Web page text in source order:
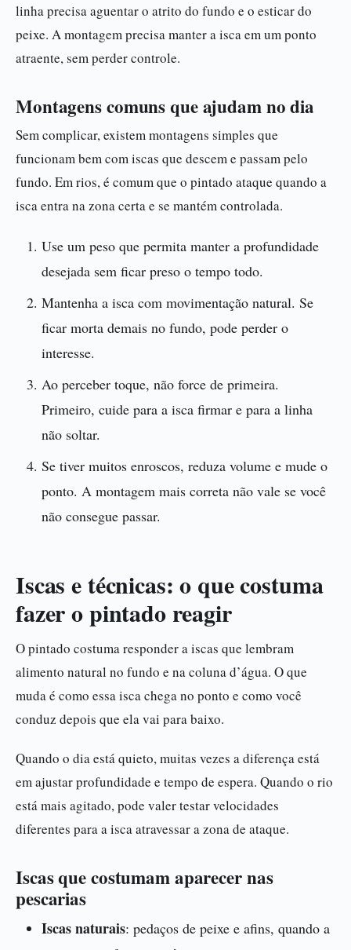
linha precisa aguentar o atrito do fundo e o esticar do
peixe. A montagem precisa manter a isca em um ponto
atraente, sem perder controle.
Montagens comuns que ajudam no dia
Sem complicar, existem montagens simples que
funcionam bem com iscas que descem e passam pelo
fundo. Em rios, é comum que o pintado ataque quando a
isca entra na zona certa e se mantém controlada.
Use um peso que permita manter a profundidade
desejada sem ficar preso o tempo todo.
Mantenha a isca com movimentação natural. Se
ficar morta demais no fundo, pode perder o
interesse.
Ao perceber toque, não force de primeira.
Primeiro, cuide para a isca firmar e para a linha
não soltar.
Se tiver muitos enroscos, reduza volume e mude o
ponto. A montagem mais correta não vale se você
não consegue passar.
Iscas e técnicas: o que costuma
fazer o pintado reagir
O pintado costuma responder a iscas que lembram
alimento natural no fundo e na coluna d’água. O que
muda é como essa isca chega no ponto e como você
conduz depois que ela vai para baixo.
Quando o dia está quieto, muitas vezes a diferença está
em ajustar profundidade e tempo de espera. Quando o rio
está mais agitado, pode valer testar velocidades
diferentes para a isca atravessar a zona de ataque.
Iscas que costumam aparecer nas
pescarias
Iscas naturais: pedaços de peixe e afins, quando a